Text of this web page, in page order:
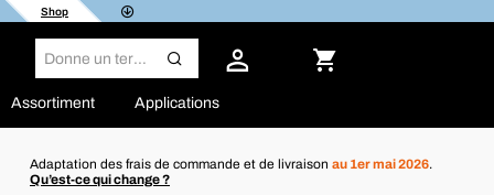
Shop
Assortiment Applications
Adaptation des frais de commande et de livraison au 1er mai 2026.
Qu’est-ce qui change ?